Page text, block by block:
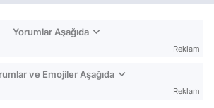
Yorumlar Aşağıda
Reklam
ve Emojiler Aşağıda
Reklam